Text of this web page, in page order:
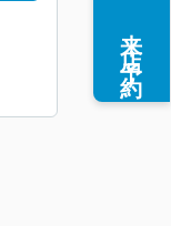
来店予約